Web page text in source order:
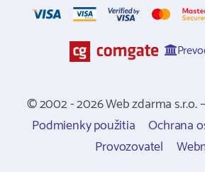
© 2002 - 2026 Web zdarma s.r.o.
Podmienky použitia
Ochrana
Provozovatel